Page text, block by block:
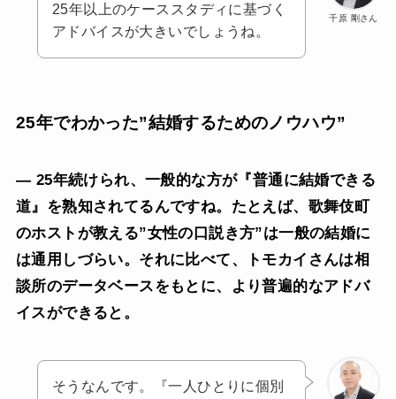
千原 剛さん
25年以上のケーススタディに基づく
アドバイスが大きいでしょうね。
25年でわかった”結婚するためのノウハウ”
— 25年続けられ、一般的な方が『普通に結婚できる
道』を熟知されてるんですね。たとえば、歌舞伎町
のホストが教える”女性の口説き方”は一般の結婚に
は通用しづらい。それに比べて、トモカイさんは相
談所のデータベースをもとに、より普遍的なアドバ
イスができると。
そうなんです。『一人ひとりに個別